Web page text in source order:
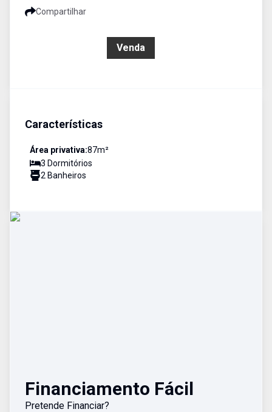
Compartilhar
Venda
Características
Área privativa:87m²
3 Dormitórios
2 Banheiros
Financiamento Fácil
Pretende Financiar?